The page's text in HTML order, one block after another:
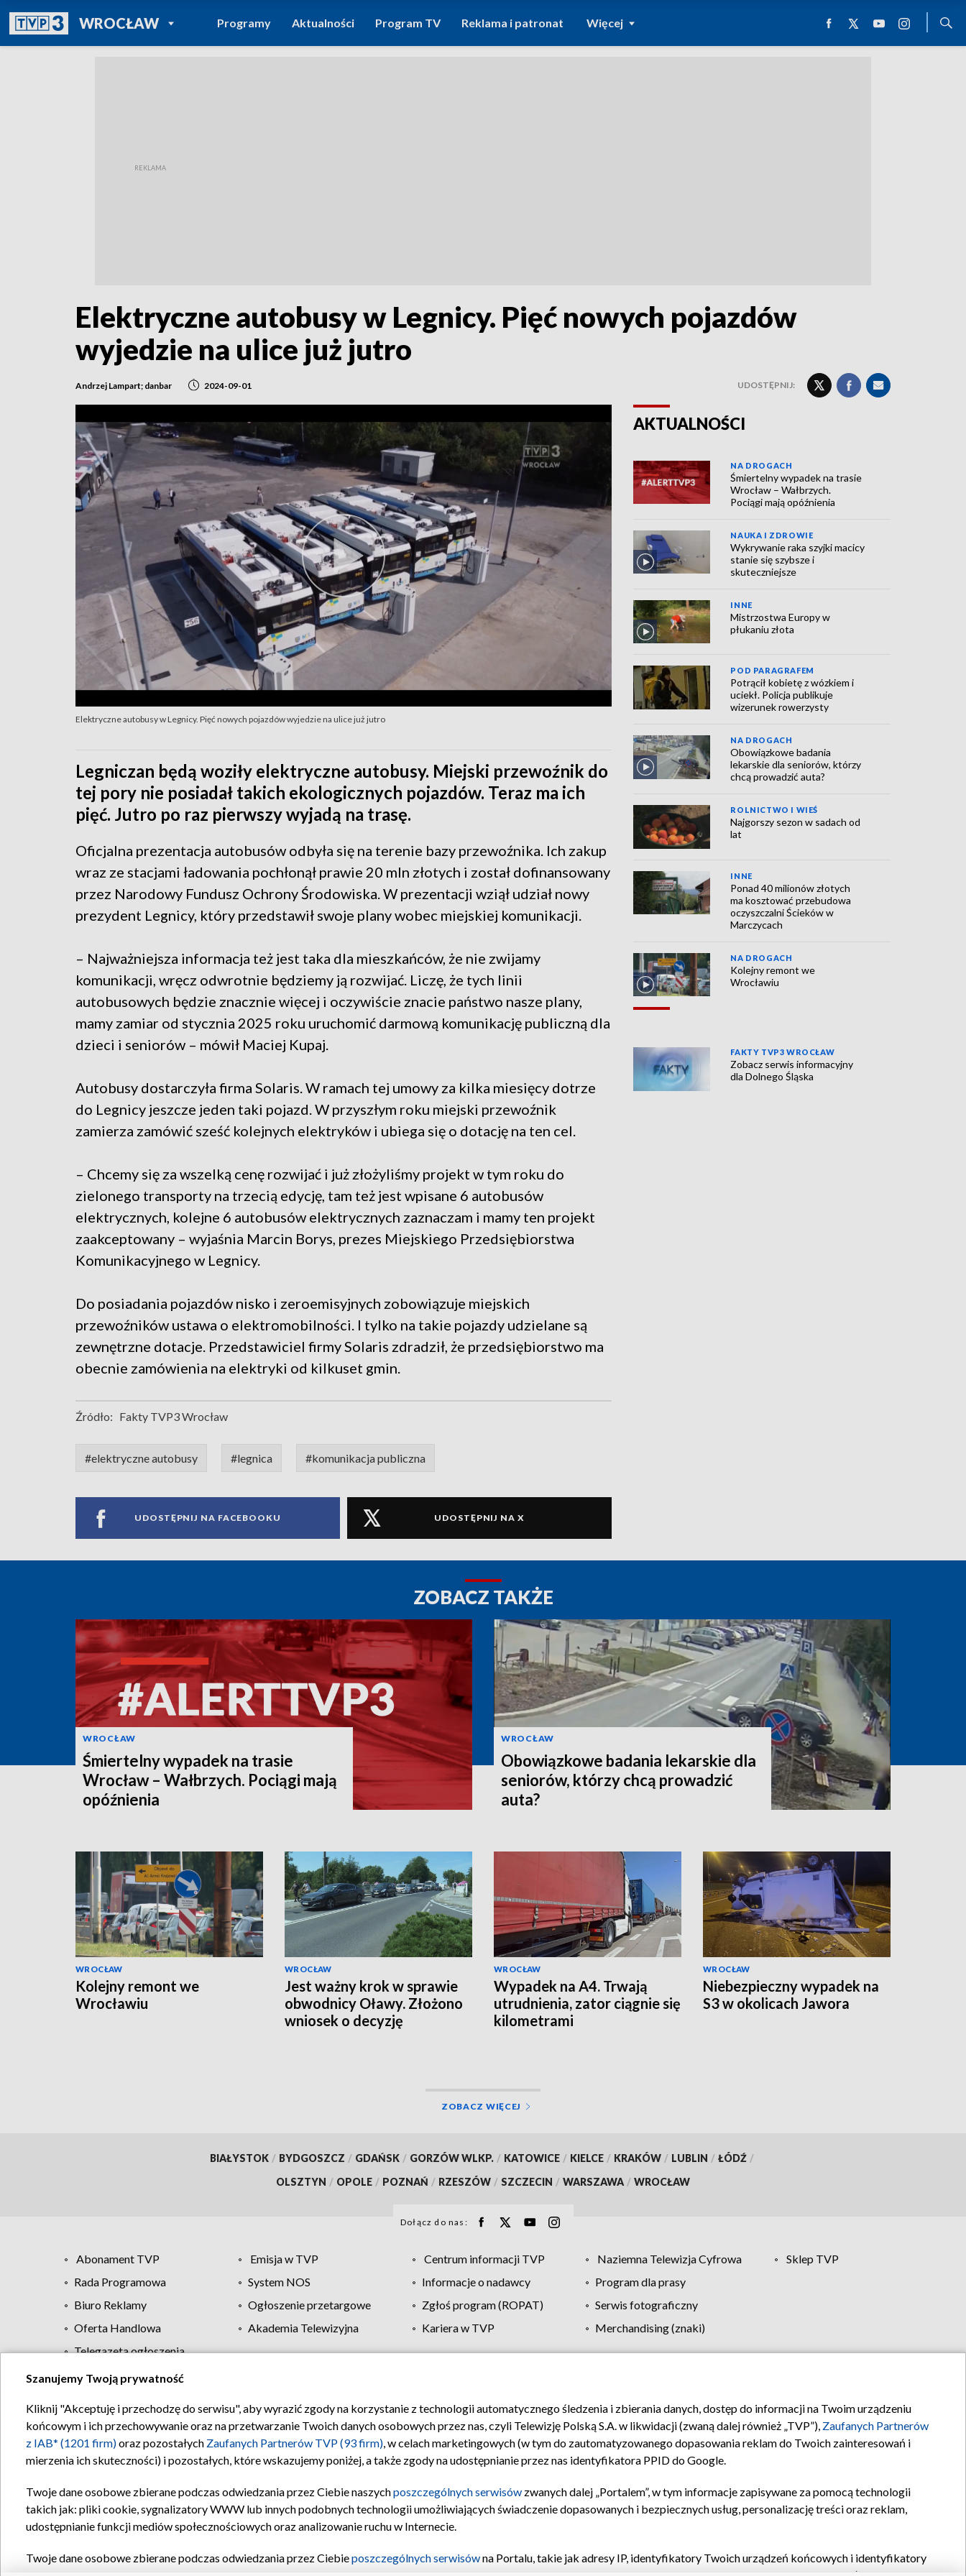
WROCŁAWPOWRÓT DO
TVP REGIONY
Programy Aktualności Program TV Reklama i patronat Więcej
Elektryczne autobusy w Legnicy. Pięć nowych pojazdów
wyjedzie na ulice już jutro
Andrzej Lampart; danbar 2024-09-01 UDOSTĘPNIJ:
Elektryczne autobusy w Legnicy. Pięć nowych pojazdów wyjedzie na ulice już jutro
Legniczan będą woziły elektryczne autobusy. Miejski przewoźnik do
tej pory nie posiadał takich ekologicznych pojazdów. Teraz ma ich
pięć. Jutro po raz pierwszy wyjadą na trasę.
Oficjalna prezentacja autobusów odbyła się na terenie bazy przewoźnika. Ich zakup
wraz ze stacjami ładowania pochłonął prawie 20 mln złotych i został dofinansowany
przez Narodowy Fundusz Ochrony Środowiska. W prezentacji wziął udział nowy
prezydent Legnicy, który przedstawił swoje plany wobec miejskiej komunikacji.
– Najważniejsza informacja też jest taka dla mieszkańców, że nie zwijamy
komunikacji, wręcz odwrotnie będziemy ją rozwijać. Liczę, że tych linii
autobusowych będzie znacznie więcej i oczywiście znacie państwo nasze plany,
mamy zamiar od stycznia 2025 roku uruchomić darmową komunikację publiczną dla
dzieci i seniorów – mówił Maciej Kupaj.
Autobusy dostarczyła firma Solaris. W ramach tej umowy za kilka miesięcy dotrze
do Legnicy jeszcze jeden taki pojazd. W przyszłym roku miejski przewoźnik
zamierza zamówić sześć kolejnych elektryków i ubiega się o dotację na ten cel.
– Chcemy się za wszelką cenę rozwijać i już złożyliśmy projekt w tym roku do
zielonego transporty na trzecią edycję, tam też jest wpisane 6 autobusów
elektrycznych, kolejne 6 autobusów elektrycznych zaznaczam i mamy ten projekt
zaakceptowany – wyjaśnia Marcin Borys, prezes Miejskiego Przedsiębiorstwa
Komunikacyjnego w Legnicy.
Do posiadania pojazdów nisko i zeroemisyjnych zobowiązuje miejskich
przewoźników ustawa o elektromobilności. I tylko na takie pojazdy udzielane są
zewnętrzne dotacje. Przedstawiciel firmy Solaris zdradził, że przedsiębiorstwo ma
obecnie zamówienia na elektryki od kilkuset gmin.
Źródło: Fakty TVP3 Wrocław
#elektryczne autobusy #legnica #komunikacja publiczna
UDOSTĘPNIJ NA FACEBOOKU UDOSTĘPNIJ NA X
AKTUALNOŚCI
NA DROGACH
Śmiertelny wypadek na trasie
Wrocław – Wałbrzych.
Pociągi mają opóźnienia
NAUKA I ZDROWIE
Wykrywanie raka szyjki macicy
stanie się szybsze i
skuteczniejsze
INNE
Mistrzostwa Europy w
płukaniu złota
POD PARAGRAFEM
Potrącił kobietę z wózkiem i
uciekł. Policja publikuje
wizerunek rowerzysty
NA DROGACH
Obowiązkowe badania
lekarskie dla seniorów, którzy
chcą prowadzić auta?
ROLNICTWO I WIEŚ
Najgorszy sezon w sadach od
lat
INNE
Ponad 40 milionów złotych
ma kosztować przebudowa
oczyszczalni Ścieków w
Marczycach
NA DROGACH
Kolejny remont we
Wrocławiu
FAKTY TVP3 WROCŁAW
Zobacz serwis informacyjny
dla Dolnego Śląska
ZOBACZ TAKŻE
WROCŁAW
Śmiertelny wypadek na trasie
Wrocław – Wałbrzych. Pociągi mają
opóźnienia
WROCŁAW
Obowiązkowe badania lekarskie dla
seniorów, którzy chcą prowadzić
auta?
WROCŁAW
Kolejny remont we
Wrocławiu
WROCŁAW
Jest ważny krok w sprawie
obwodnicy Oławy. Złożono
wniosek o decyzję
WROCŁAW
Wypadek na A4. Trwają
utrudnienia, zator ciągnie się
kilometrami
WROCŁAW
Niebezpieczny wypadek na
S3 w okolicach Jawora
ZOBACZ WIĘCEJ
BIAŁYSTOK / BYDGOSZCZ / GDAŃSK / GORZÓW WLKP. / KATOWICE / KIELCE / KRAKÓW / LUBLIN / ŁÓDŹ /
OLSZTYN / OPOLE / POZNAŃ / RZESZÓW / SZCZECIN / WARSZAWA / WROCŁAW
Dołącz do nas:
Abonament TVP Emisja w TVP Centrum informacji TVP Naziemna Telewizja Cyfrowa
Sklep TVP
Rada Programowa
System NOS Informacje o nadawcy
Program dla prasy
Biuro Reklamy
Ogłoszenie przetargowe Zgłoś program (ROPAT)
Serwis fotograficzny
Oferta Handlowa
Akademia Telewizyjna Kariera w TVP
Merchandising (znaki)
Telegazeta ogłoszenia
Regulamin TVP Polityka prywatności Moje zgody Pomoc Biuro reklamy Kontakt
Szanujemy Twoją prywatność
Kliknij "Akceptuję i przechodzę do serwisu", aby wyrazić zgody na korzystanie z technologii automatycznego śledzenia i zbierania danych, dostęp do informacji na Twoim urządzeniu
końcowym i ich przechowywanie oraz na przetwarzanie Twoich danych osobowych przez nas, czyli Telewizję Polską S.A. w likwidacji (zwaną dalej również „TVP”), Zaufanych Partnerów
z IAB* (1201 firm)oraz pozostałych Zaufanych Partnerów TVP (93 firm), w celach marketingowych (w tym do zautomatyzowanego dopasowania reklam do Twoich zainteresowań i
mierzenia ich skuteczności) i pozostałych, które wskazujemy poniżej, a także zgody na udostępnianie przez nas identyfikatora PPID do Google.
Twoje dane osobowe zbierane podczas odwiedzania przez Ciebie naszychposzczególnych serwisów zwanych dalej „Portalem”, w tym informacje zapisywane za pomocą technologii
takich jak: pliki cookie, sygnalizatory WWW lub innych podobnych technologii umożliwiających świadczenie dopasowanych i bezpiecznych usług, personalizację treści oraz reklam,
udostępnianie funkcji mediów społecznościowych oraz analizowanie ruchu w Internecie.
Twoje dane osobowe zbierane podczas odwiedzania przez Ciebieposzczególnych serwisówna Portalu, takie jak adresy IP, identyfikatory Twoich urządzeń końcowych i identyfikatory